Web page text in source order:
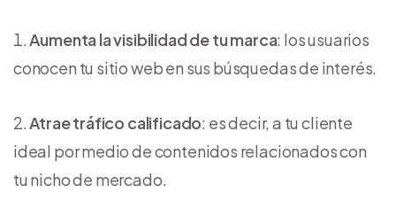
Aumenta la visibilidad de tu marca: los usuarios
conocen tu sitio web en sus búsquedas de interés.
Atrae tráfico calificado: es decir, a tu cliente
ideal por medio de contenidos relacionados con
tu nicho de mercado.